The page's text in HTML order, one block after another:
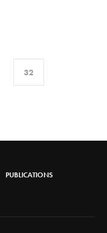
32
PUBLICATIONS